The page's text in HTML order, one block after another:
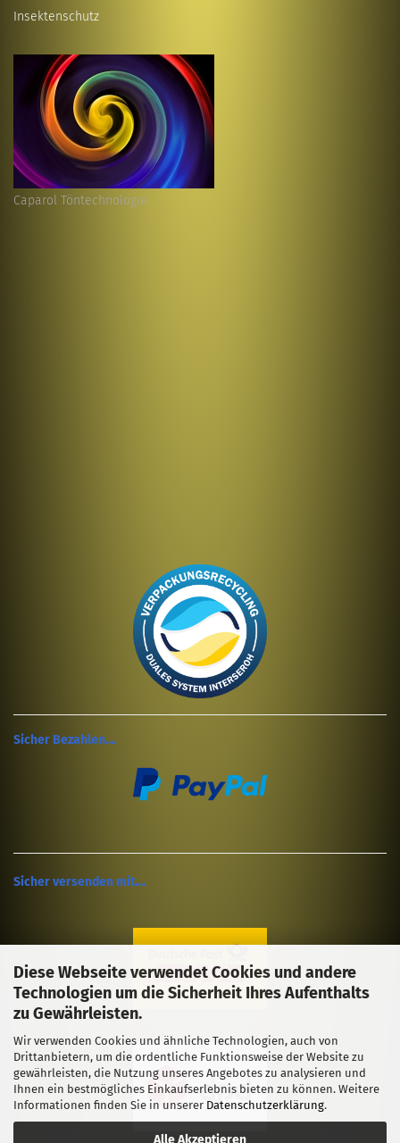
Diese Webseite verwendet Cookies und andere
Technologien um die Sicherheit Ihres Aufenthalts
zu Gewährleisten.
Wir verwenden Cookies und ähnliche Technologien, auch von
Drittanbietern, um die ordentliche Funktionsweise der Website zu
gewährleisten, die Nutzung unseres Angebotes zu analysieren und
Ihnen ein bestmögliches Einkaufserlebnis bieten zu können. Weitere
Informationen finden Sie in unserer Datenschutzerklärung.
Alle Akzeptieren
Insektenschutz
Caparol Töntechnologie
Sicher Bezahlen....
Sicher versenden mit....